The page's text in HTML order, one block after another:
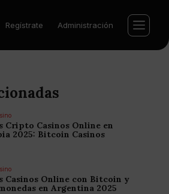
Regístrate Administración
Cripto Casinos Online en
2025: Bitcoin Casinos
Casinos Online con Bitcoin y
en Argentina 2025